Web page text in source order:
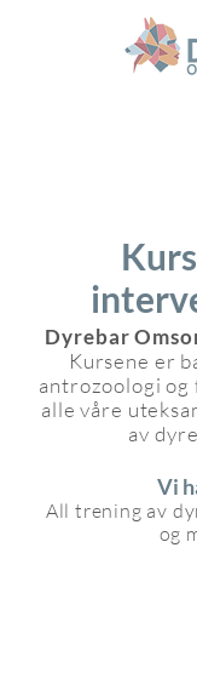
Dyrebar
Kursene er
antrozoologi og
alle våre
av
Vi
All trening av
og